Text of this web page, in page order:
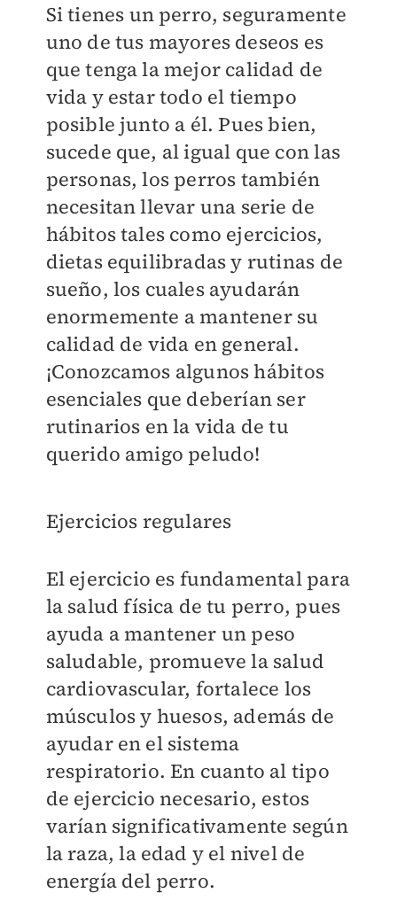
Si tienes un perro, seguramente
uno de tus mayores deseos es
que tenga la mejor calidad de
vida y estar todo el tiempo
posible junto a él. Pues bien,
sucede que, al igual que con las
personas, los perros también
necesitan llevar una serie de
hábitos tales como ejercicios,
dietas equilibradas y rutinas de
sueño, los cuales ayudarán
enormemente a mantener su
calidad de vida en general.
¡Conozcamos algunos hábitos
esenciales que deberían ser
rutinarios en la vida de tu
querido amigo peludo!
Ejercicios regulares
El ejercicio es fundamental para
la salud física de tu perro, pues
ayuda a mantener un peso
saludable, promueve la salud
cardiovascular, fortalece los
músculos y huesos, además de
ayudar en el sistema
respiratorio. En cuanto al tipo
de ejercicio necesario, estos
varían significativamente según
la raza, la edad y el nivel de
energía del perro.